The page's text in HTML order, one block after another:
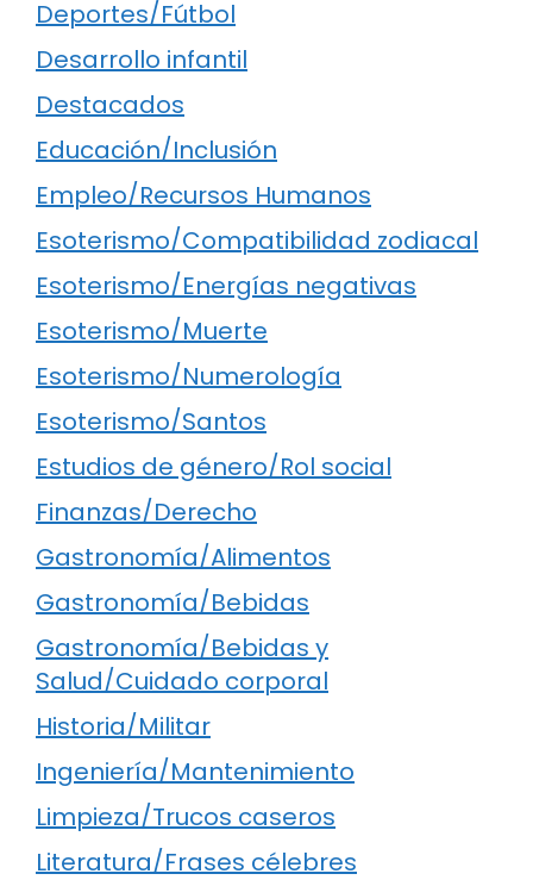
Deportes/Fútbol
Desarrollo infantil
Destacados
Educación/Inclusión
Empleo/Recursos Humanos
Esoterismo/Compatibilidad zodiacal
Esoterismo/Energías negativas
Esoterismo/Muerte
Esoterismo/Numerología
Esoterismo/Santos
Estudios de género/Rol social
Finanzas/Derecho
Gastronomía/Alimentos
Gastronomía/Bebidas
Gastronomía/Bebidas y
Salud/Cuidado corporal
Historia/Militar
Ingeniería/Mantenimiento
Limpieza/Trucos caseros
Literatura/Frases célebres